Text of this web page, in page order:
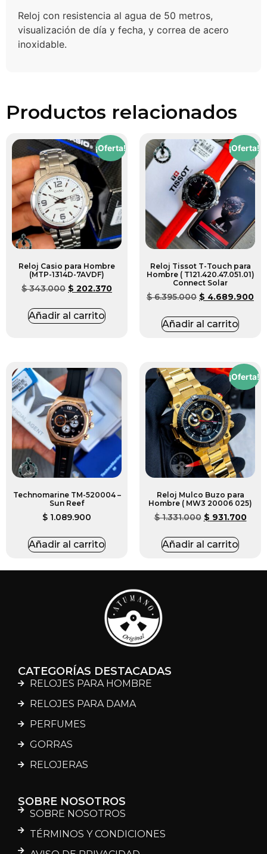
Reloj con resistencia al agua de 50 metros,
visualización de día y fecha, y correa de acero
inoxidable.
Productos relacionados
¡Oferta!
Reloj Casio para Hombre
(MTP-1314D-7AVDF)
$343.000 $ 202.370
Añadir al carrito
¡Oferta!
Reloj Tissot T-Touch para
Hombre ( T121.420.47.051.01)
Connect Solar
$6.395.000 $ 4.689.900
Añadir al carrito
Technomarine TM-520004 –
Sun Reef
$ 1.089.900
Añadir al carrito
¡Oferta!
Reloj Mulco Buzo para
Hombre ( MW3 20006 025)
$1.331.000 $ 931.700
Añadir al carrito
CATEGORÍAS DESTACADAS
RELOJES PARA HOMBRE
RELOJES PARA DAMA
PERFUMES
GORRAS
RELOJERAS
SOBRE NOSOTROS
SOBRE NOSOTROS
TÉRMINOS Y CONDICIONES